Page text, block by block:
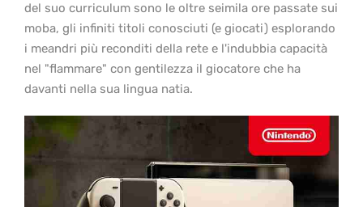
del suo curriculum sono le oltre seimila ore passate sui
moba, gli infiniti titoli conosciuti (e giocati) esplorando
i meandri più reconditi della rete e l'indubbia capacità
nel "flammare" con gentilezza il giocatore che ha
davanti nella sua lingua natia.